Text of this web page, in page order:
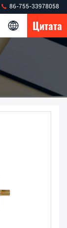
86-755-33978058
Цитата